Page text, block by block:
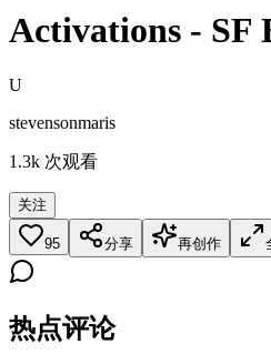
Activations - SF
U
stevensonmaris
1.3k 次观看
关注
95 分享 再创作
热点评论